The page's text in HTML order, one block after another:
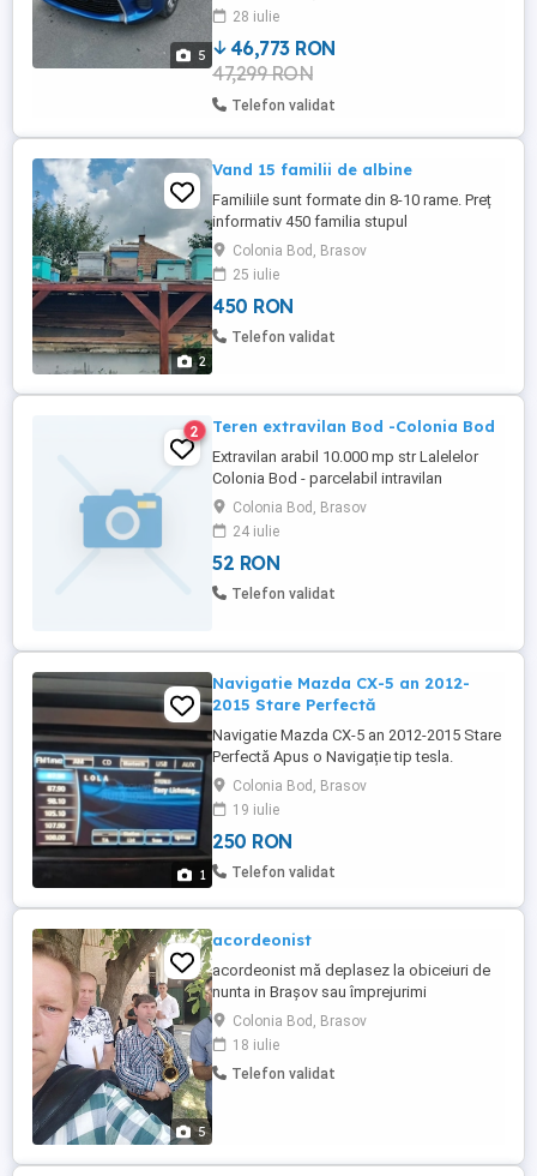
5
suplimentare față de echiparea standard:
Oglindă interioară heliomată ...
28 iulie
46,773 RON
47,299 RON
Telefon validat
2
Vand 15 familii de albine
Familiile sunt formate din 8-10 rame. Preț
informativ 450 familia stupul
Colonia Bod, Brasov
25 iulie
450 RON
Telefon validat
2 Teren extravilan Bod -Colonia Bod
Extravilan arabil 10.000 mp str Lalelelor
Colonia Bod - parcelabil intravilan
Colonia Bod, Brasov
24 iulie
52 RON
Telefon validat
1
Navigatie Mazda CX-5 an 2012-
2015 Stare Perfectă
Navigatie Mazda CX-5 an 2012-2015 Stare
Perfectă Apus o Navigație tip tesla.
Colonia Bod, Brasov
19 iulie
250 RON
Telefon validat
5
acordeonist
acordeonist mă deplasez la obiceiuri de
nunta in Brașov sau împrejurimi
Colonia Bod, Brasov
18 iulie
Telefon validat